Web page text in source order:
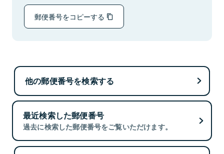
郵便番号をコピーする
他の郵便番号を検索する
最近検索した郵便番号
過去に検索した郵便番号をご覧いただけます。